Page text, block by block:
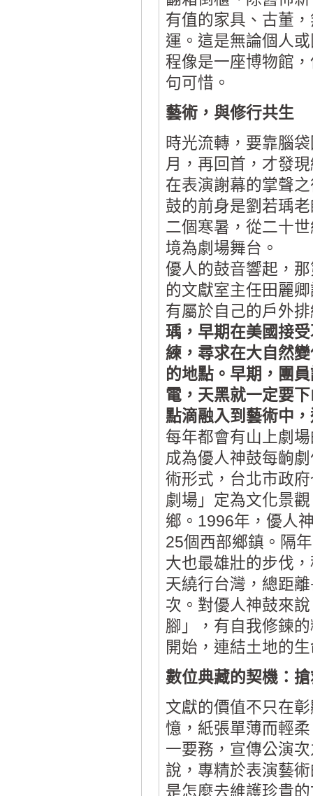
有值的家具、古董
運。這是無論個人
程像是一座博物館
句可惜。
藝術，與修行共生
時光流轉，要靠腦
月，再回首，才發
在表演謝幕的掌聲
鼓的前身是劉若瑀
二個寒暑，從二十
境為劇場舞台。
優人的鼓音響起，
的文獻室主任田麗
有屬於自己的戶外
瑀，早期在美國接
練，尋求在大自然
的地點。早期，團
電，天黑就一定要
點滴融入到藝術中
每年都會有山上劇
成為優人神鼓每齣
術形式，台北市政
劇場」定為文化景
鄉。1996年，優人
25個西部鄉鎮。隔
大也最雄壯的步伐
天繞行台灣，總距
次。對優人神鼓來
腳」，有自我修鍊
開始，連結土地的
數位典藏的契機：
文獻的價值不只在
憶，紙張單薄而輕
一要務，宣傳公演
說，專精於表演藝
是怎麼去維護珍貴